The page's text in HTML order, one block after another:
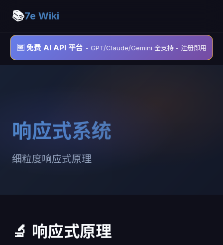
📚7e Wiki
🆓 免费 AI API 平台 - GPT/Claude/Gemini 全支持 - 注册即用
响应式系统
细粒度响应式原理
🔬 响应式原理